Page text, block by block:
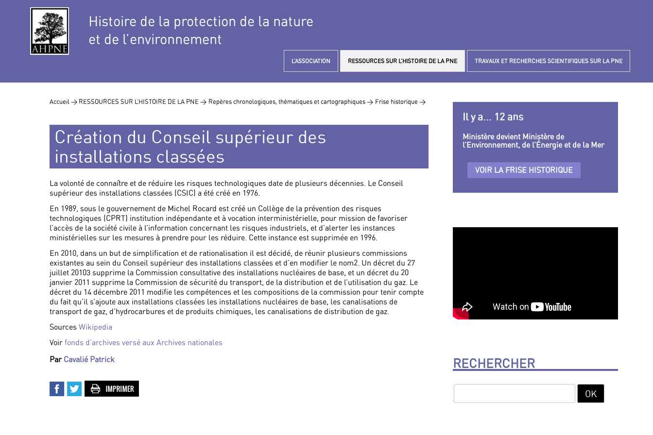
Histoire de la protection de la nature
et de l’environnement
L’ASSOCIATION RESSOURCES SUR L’HISTOIRE DE LA PNE TRAVAUX ET RECHERCHES SCIENTIFIQUES SUR LA PNE
Accueil > RESSOURCES SUR L’HISTOIRE DE LA PNE > Repères chronologiques, thématiques et cartographiques > Frise historique >
Création du Conseil supérieur des
installations classées
La volonté de connaître et de réduire les risques technologiques date de plusieurs décennies. Le Conseil
supérieur des installations classées (CSIC) a été créé en 1976.
En 1989, sous le gouvernement de Michel Rocard est créé un Collège de la prévention des risques
technologiques (CPRT) institution indépendante et à vocation interministérielle, pour mission de favoriser
l’accès de la société civile à l’information concernant les risques industriels, et d’alerter les instances
ministérielles sur les mesures à prendre pour les réduire. Cette instance est supprimée en 1996.
En 2010, dans un but de simplification et de rationalisation il est décidé, de réunir plusieurs commissions
existantes au sein du Conseil supérieur des installations classées et d’en modifier le nom2. Un décret du 27
juillet 20103 supprime la Commission consultative des installations nucléaires de base, et un décret du 20
janvier 2011 supprime la Commission de sécurité du transport, de la distribution et de l’utilisation du gaz. Le
décret du 14 décembre 2011 modifie les compétences et les compositions de la commission pour tenir compte
du fait qu’il s’ajoute aux installations classées les installations nucléaires de base, les canalisations de
transport de gaz, d’hydrocarbures et de produits chimiques, les canalisations de distribution de gaz.
Sources Wikipedia
Voir fonds d’archives versé aux Archives nationales
Par Cavalié Patrick
Il y a... 12 ans
Ministère devient Ministère de
l’Environnement, de l’Énergie et de la Mer
VOIR LA FRISE HISTORIQUE
RECHERCHER